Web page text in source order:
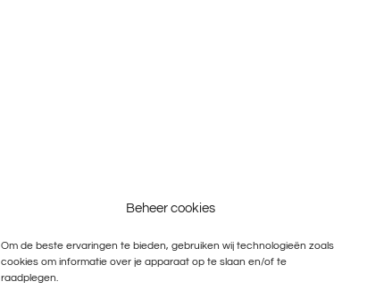
Beheer cookies
Om de beste ervaringen te bieden, gebruiken wij technologieën zoals
cookies om informatie over je apparaat op te slaan en/of te
raadplegen.